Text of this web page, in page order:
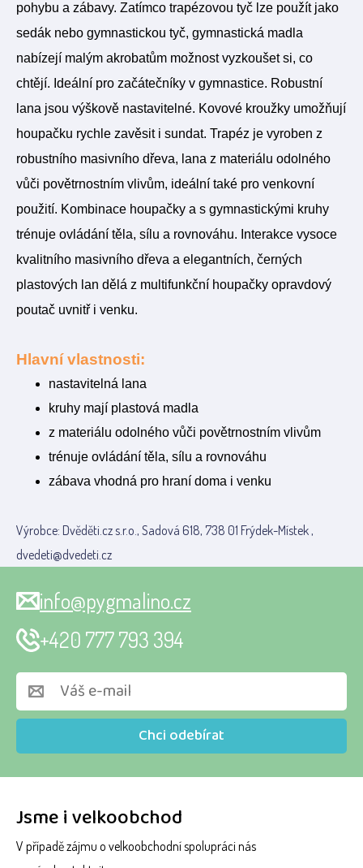
pohybu a zábavy. Zatímco trapézovou tyč lze použít jako
sedák nebo gymnastickou tyč, gymnastická madla
nabízejí malým akrobatům možnost vyzkoušet si, co
chtějí. Ideální pro začátečníky v gymnastice. Robustní
lana jsou výškově nastavitelné. Kovové kroužky umožňují
houpačku rychle zavěsit i sundat. Trapéz je vyroben z
robustního masivního dřeva, lana z materiálu odolného
vůči povětrnostním vlivům, ideální také pro venkovní
použití. Kombinace houpačky a s gymnastickými kruhy
trénuje ovládání těla, sílu a rovnováhu. Interakce vysoce
kvalitního masivního dřeva a elegantních, černých
plastových lan dělá z multifunkční houpačky opravdový
poutač uvnitř i venku.
Hlavní vlastnosti:
nastavitelná lana
kruhy mají plastová madla
z materiálu odolného vůči povětrnostním vlivům
trénuje ovládání těla, sílu a rovnováhu
zábava vhodná pro hraní doma i venku
Výrobce: Dvěděti.cz s.r.o., Sadová 618, 738 01 Frýdek-Místek ,
dvedeti@dvedeti.cz
Jsme i velkoobchod
V případě zájmu o velkoobchodní spolupráci nás
Chci odebírat
info@pygmalino.cz
+420 777 793 394